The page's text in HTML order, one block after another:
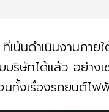
น้นดำเนินงานภาย
บริษัทได้แล้ว อย่า
ทั้งเรื่องรถยนต์ไฟฟ้